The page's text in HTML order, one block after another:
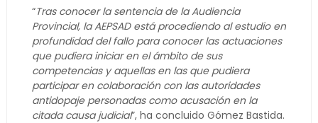
“Tras conocer la sentencia de la Audiencia
Provincial, la AEPSAD está procediendo al estudio en
profundidad del fallo para conocer las actuaciones
que pudiera iniciar en el ámbito de sus
competencias y aquellas en las que pudiera
participar en colaboración con las autoridades
antidopaje personadas como acusación en la
citada causa judicial”, ha concluido Gómez Bastida.